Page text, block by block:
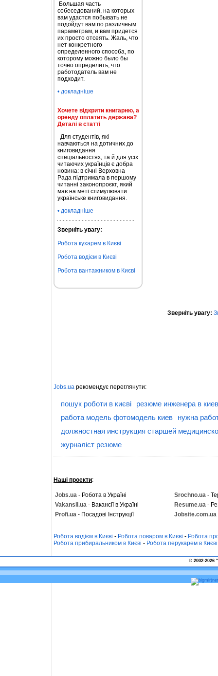
Большая часть
собеседований, на которых
вам удастся побывать не
подойдут вам по различным
параметрам, и вам придется
их просто отсеять. Жаль, что
нет конкретного
определенного способа, по
которому можно было бы
точно определить, что
работодатель вам не
подходит.
• докладніше
Хочете відкрити книгарню, а
оренду оплатить держава?
Деталі в статті
Для студентів, які
навчаються на дотичних до
книговидання
спеціальностях, та й для усіх
читаючих українців є добра
новина: в січні Верховна
Рада підтримала в першому
читанні законопроєкт, який
має на меті стимулювати
українське книговидання.
• докладніше
Зверніть увагу:
Робота кухарем в Києві
Робота водієм в Києві
Робота вантажником в Києві
Зверніть увагу:
Jobs.ua рекомендує переглянути:
пошук роботи в києві
резюме инженера в
работа модель фотомодель киев
нужна
должностная инструкция старшей
журналіст резюме
Наші проекти:
Jobs.ua - Робота в Україні Srochno.ua -
Vakansii.ua - Вакансії в Україні Resume.ua -
Profi.ua - Посадові Інструкції Jobsite.com.ua
Робота водієм в Києві - Робота поваром в Києві - Робота
Робота прибиральником в Києві - Робота перукарем в Києві
© 2002-2026